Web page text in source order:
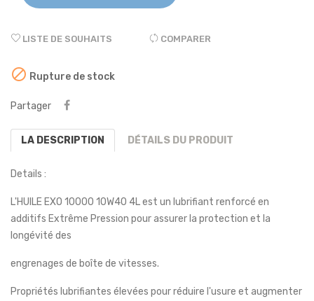
LISTE DE SOUHAITS COMPARER
 Rupture de stock
Partager
LA DESCRIPTION DÉTAILS DU PRODUIT
Details :
L'HUILE EXO 10000 10W40 4L est un lubrifiant renforcé en
additifs Extrême Pression pour assurer la protection et la
longévité des
engrenages de boîte de vitesses.
Propriétés lubrifiantes élevées pour réduire l'usure et augmenter